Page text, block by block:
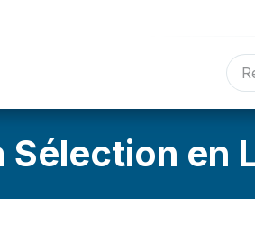
Sélection en ligne
Sélection en